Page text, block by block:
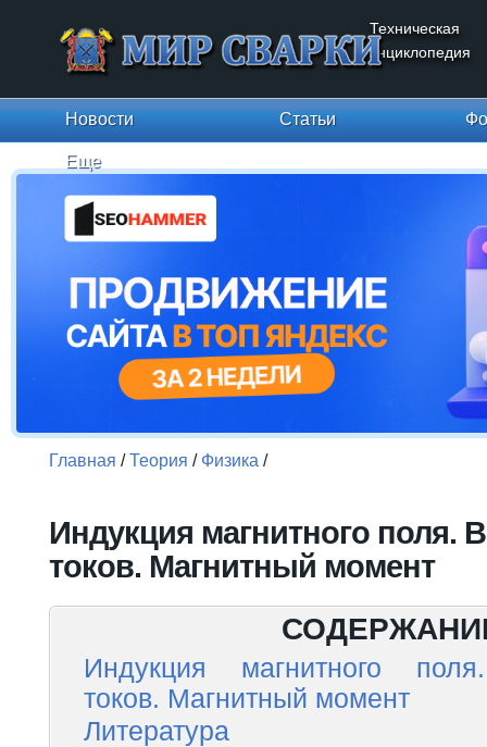
Техническая
энциклопедия
Новости Статьи
Еще
Главная /Теория / Физика /
Индукция магнитного поля.
токов. Магнитный момент
Индукция магнитного
токов. Магнитный момент
Литература